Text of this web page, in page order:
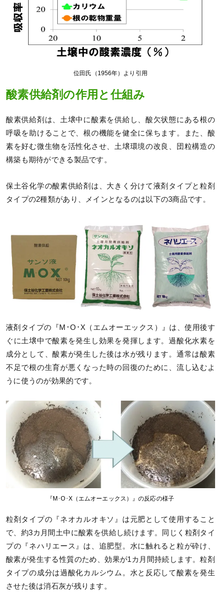
位田氏（1956年）より引用
酸素供給剤の作用と仕組み
酸素供給剤は、土壌中に酸素を供給し、酸欠状態にある根の
呼吸を助けることで、根の機能を健全に保ちます。また、酸
素を好む微生物を活性化させ、土壌環境の改良、団粒構造の
構築も期待ができる製品です。
保土谷化学の酸素供給剤は、大きく分けて液剤タイプと粒剤
タイプの2種類があり、メインとなるのは以下の3商品です。
液剤タイプの『M･O･X（エムオーエックス）』は、使用後す
ぐに土壌中で酸素を発生し効果を発揮します。過酸化水素を
成分として、酸素が発生した後は水が残ります。通常は酸素
不足で根の生育が悪くなった時の回復のために、流し込むよ
うに使うのが効果的です。
『M･O･X（エムオーエックス）』の反応の様子
粒剤タイプの『ネオカルオキソ』は元肥として使用すること
で、約3カ月間土中に酸素を供給し続けます。同じく粒剤タイ
プの『ネハリエース』は、追肥型。水に触れると粒が砕け、
酸素が発生する性質のため、効果が1カ月間持続します。粒剤
タイプの成分は過酸化カルシウム。水と反応して酸素を発生
させた後は消石灰が残ります。